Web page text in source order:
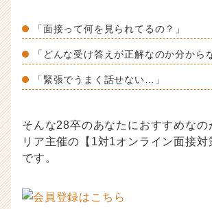
事
ベ
ン
チ
ー・
成
長
か
「面接って何を見られてるの？」
「どんな受け答えが正解なのか分から
「緊張でうまく話せない…」
そんな28卒のあなたにおすすめなの
リア主催の【1対1オンライン面接対
です。